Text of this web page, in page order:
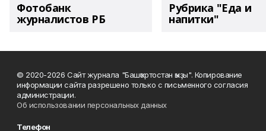
Фотобанк
журналистов РБ
Рубрика "Еда и
напитки"
© 2020-2026 Сайт журнала "Башҡортостан ҡыҙы". Копирование
информации сайта разрешено только с письменного согласия
администрации.
Об использовании персональных данных
Телефон